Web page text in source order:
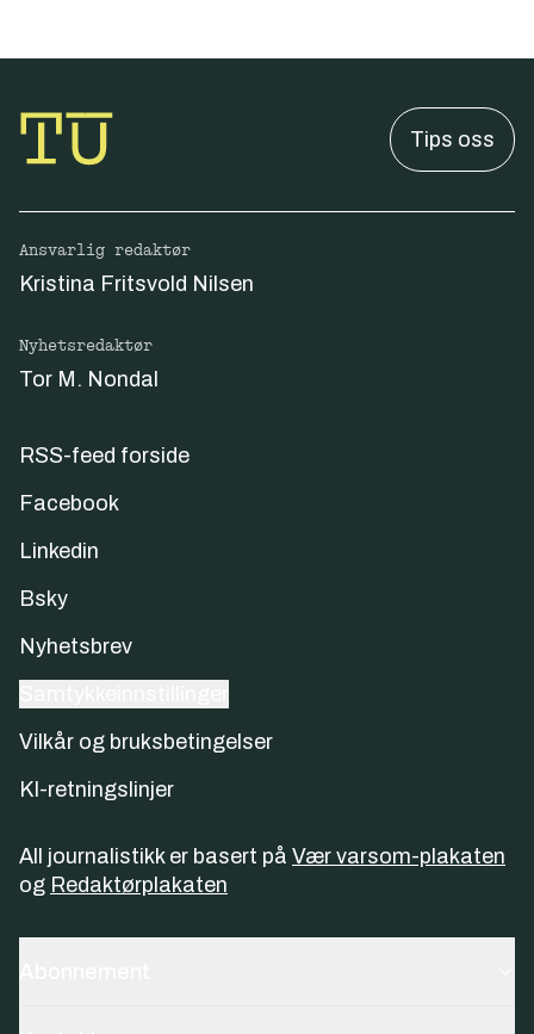
Tips oss
Ansvarlig redaktør
Kristina Fritsvold Nilsen
Nyhetsredaktør
Tor M. Nondal
RSS-feed forside
Facebook
Linkedin
Bsky
Nyhetsbrev
Vilkår og bruksbetingelser
KI-retningslinjer
All journalistikk er basert på Vær varsom-plakaten
og Redaktørplakaten